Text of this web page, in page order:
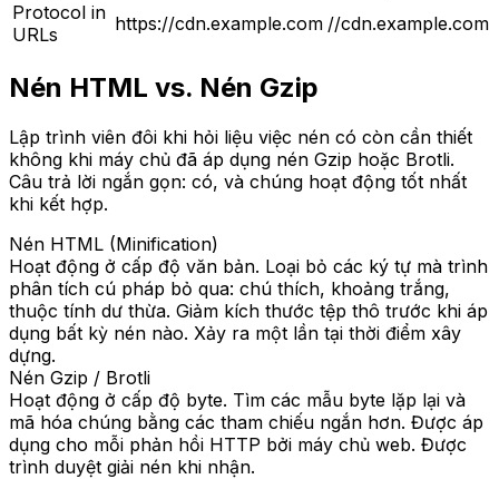
Protocol in
URLs
https://cdn.example.com //cdn.example.com
Nén HTML vs. Nén Gzip
Lập trình viên đôi khi hỏi liệu việc nén có còn cần thiết
không khi máy chủ đã áp dụng nén Gzip hoặc Brotli.
Câu trả lời ngắn gọn: có, và chúng hoạt động tốt nhất
khi kết hợp.
Nén HTML (Minification)
Hoạt động ở cấp độ văn bản. Loại bỏ các ký tự mà trình
phân tích cú pháp bỏ qua: chú thích, khoảng trắng,
thuộc tính dư thừa. Giảm kích thước tệp thô trước khi áp
dụng bất kỳ nén nào. Xảy ra một lần tại thời điểm xây
dựng.
Nén Gzip / Brotli
Hoạt động ở cấp độ byte. Tìm các mẫu byte lặp lại và
mã hóa chúng bằng các tham chiếu ngắn hơn. Được áp
dụng cho mỗi phản hồi HTTP bởi máy chủ web. Được
trình duyệt giải nén khi nhận.